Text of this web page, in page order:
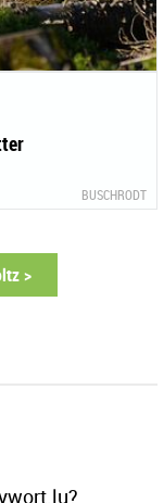
BUSCHRODT
>